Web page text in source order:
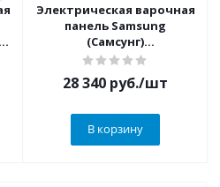
Электрическая варочная
панель Samsung
(Самсунг)
NZ64T3516BK/WT
28 340 руб./шт
В корзину